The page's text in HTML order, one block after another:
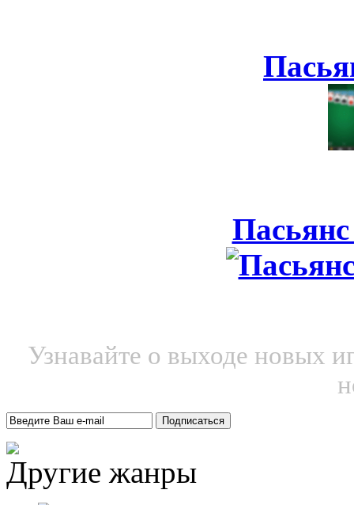
Узнавайте о выходе новых
Другие жанры